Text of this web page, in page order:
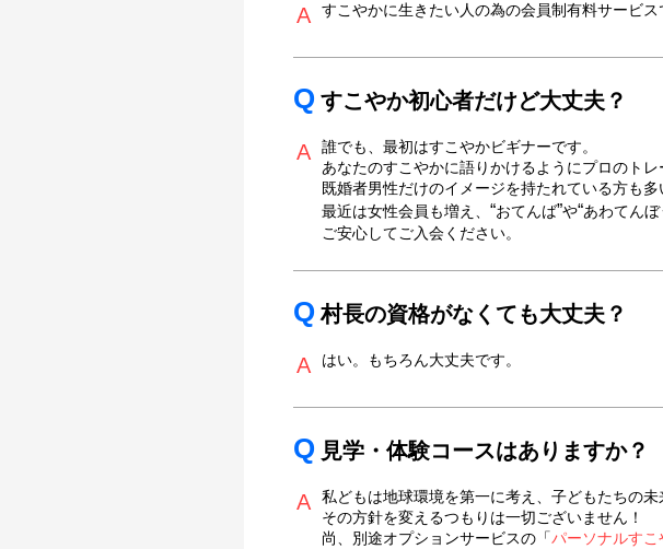
A すこやかに生きたい人の為の会員制有料サービス
Q すこやか初心者だけど大丈夫？
A
誰でも、最初はすこやかビギナーです。
あなたのすこやかに語りかけるようにプロのトレ
既婚者男性だけのイメージを持たれている方も多
最近は女性会員も増え、 “おてんば”や“あわてんぼ
ご安心してご入会ください。
Q 村長の資格がなくても大丈夫？
A はい。もちろん大丈夫です。
Q 見学・体験コースはありますか？
A
私どもは地球環境を第一に考え、子どもたちの
その方針を変えるつもりは一切ございません！
尚、別途オプションサービスの「パーソナルすこ